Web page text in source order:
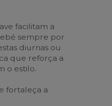
facilitam a
sempre por
diurnas ou
que reforça a
o estilo.
fortaleça a